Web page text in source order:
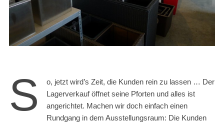
S
o, jetzt wird’s Zeit, die Kunden rein zu lassen … Der
Lagerverkauf öffnet seine Pforten und alles ist
angerichtet. Machen wir doch einfach einen
Rundgang in dem Ausstellungsraum: Die Kunden